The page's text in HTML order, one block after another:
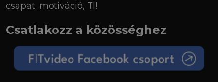
csapat, motiváció, TI!
Csatlakozz a közösséghez